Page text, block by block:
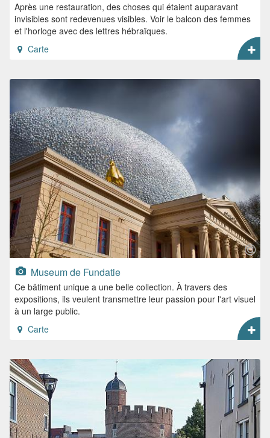
Après une restauration, des choses qui étaient auparavant
invisibles sont redevenues visibles. Voir le balcon des femmes
et l'horloge avec des lettres hébraïques.
Carte
Museum de Fundatie
Ce bâtiment unique a une belle collection. À travers des
expositions, ils veulent transmettre leur passion pour l'art visuel
à un large public.
Carte